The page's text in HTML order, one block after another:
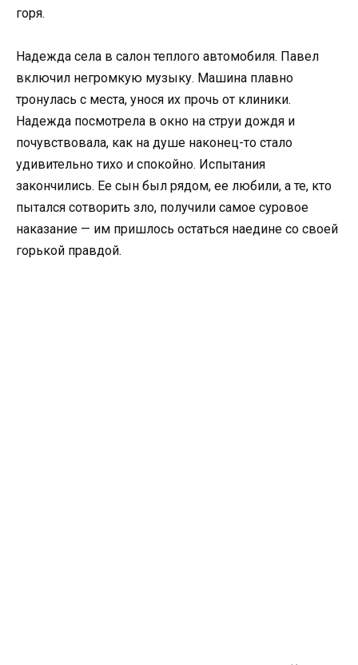
горя.
Надежда села в салон теплого автомобиля. Павел
включил негромкую музыку. Машина плавно
тронулась с места, унося их прочь от клиники.
Надежда посмотрела в окно на струи дождя и
почувствовала, как на душе наконец-то стало
удивительно тихо и спокойно. Испытания
закончились. Ее сын был рядом, ее любили, а те, кто
пытался сотворить зло, получили самое суровое
наказание — им пришлось остаться наедине со своей
горькой правдой.